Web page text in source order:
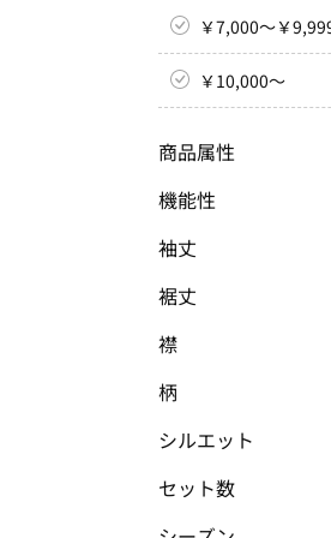
￥7,000～￥
￥10,000～
商品属性
機能性
袖丈
裾丈
襟
柄
シルエット
セット数